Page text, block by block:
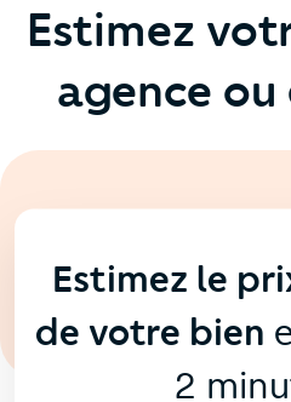
Estimez
agence
Estimez le
de votre bien
2